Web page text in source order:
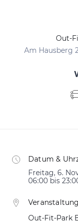
Out-
Am Hausberg
Datum &
Freitag, 6.
06:00 bis
Out-Fit-Park